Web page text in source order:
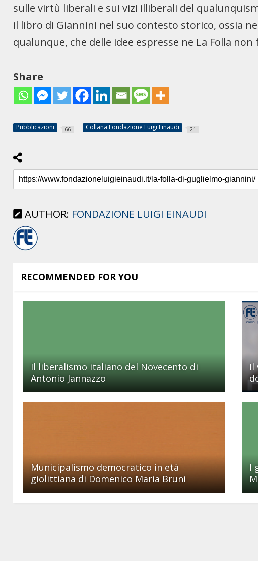
sulle virtù liberali e sui vizi illiberali del
il libro di Giannini nel suo contesto storico, ossia
qualunque, che delle idee espresse ne La Folla
Share
Pubblicazioni 66 Collana Fondazione Luigi Einaudi 21
AUTHOR: FONDAZIONE LUIGI EINAUDI
RECOMMENDED FOR YOU
Il liberalismo italiano del Novecento di
Antonio Jannazzo
Il
Municipalismo democratico in età
giolittiana di Domenico Maria Bruni
I